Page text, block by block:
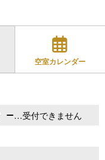
空室カレンダー
…受付できません